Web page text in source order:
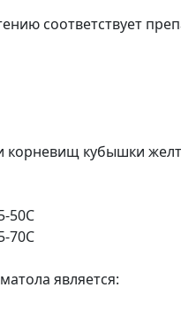
соответствует
корневищ кубышки
50C
70C
является: